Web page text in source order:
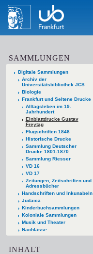
SAMMLUNGEN
Digitale Sammlungen
Archiv der
Universitätsbibliothek JCS
Biologie
Frankfurt und Seltene Drucke
Alltagsleben im 19.
Jahrhundert
Einblattdrucke Gustav
Freytag
Flugschriften 1848
Historische Drucke
Sammlung Deutscher
Drucke 1801-1870
Sammlung Riesser
VD 16
VD 17
Zeitungen, Zeitschriften und
Adressbücher
Handschriften und Inkunabeln
Judaica
Kinderbuchsammlungen
Koloniale Sammlungen
Musik und Theater
Nachlässe
INHALT